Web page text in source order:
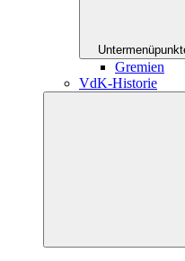
Gremien
VdK-Historie